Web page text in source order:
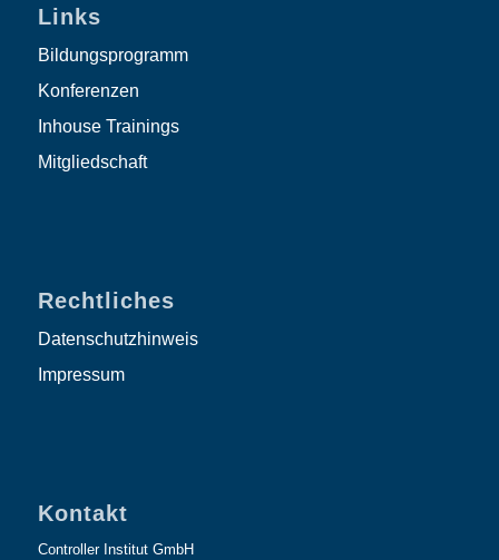
Links
Bildungsprogramm
Konferenzen
Inhouse Trainings
Mitgliedschaft
Rechtliches
Datenschutzhinweis
Impressum
Kontakt
Controller Institut GmbH